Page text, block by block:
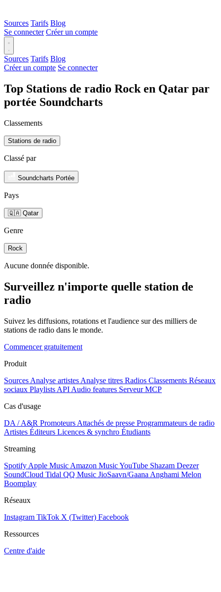
Sources Tarifs Blog
Se connecter Créer un compte
Sources Tarifs Blog
Créer un compte Se connecter
Top Stations de radio Rock en Qatar par
portée Soundcharts
Classements
Stations de radio
Classé par
Soundcharts Portée
Pays
🇶🇦 Qatar
Genre
Rock
Aucune donnée disponible.
Surveillez n'importe quelle station de
radio
Suivez les diffusions, rotations et l'audience sur des milliers de
stations de radio dans le monde.
Commencer gratuitement
Produit
Sources Analyse artistes Analyse titres Radios Classements Réseaux
sociaux Playlists API Audio features Serveur MCP
Cas d'usage
DA / A&R Promoteurs Attachés de presse Programmateurs de radio
Artistes Éditeurs Licences & synchro Étudiants
Streaming
Spotify Apple Music Amazon MusicYouTube Shazam Deezer
SoundCloud Tidal QQ Music JioSaavn/Gaana Anghami Melon
Boomplay
Réseaux
Instagram TikTok X (Twitter) Facebook
Ressources
Centre d'aide